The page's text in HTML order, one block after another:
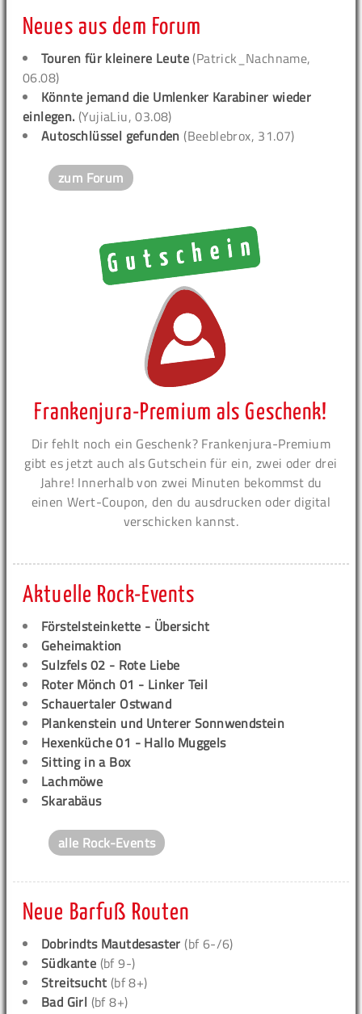
Neues aus dem Forum
Touren für kleinere Leute (Patrick_Nachname,
06.08)
Könnte jemand die Umlenker Karabiner wieder
einlegen. (YujiaLiu, 03.08)
Autoschlüssel gefunden (Beeblebrox, 31.07)
zum Forum
Frankenjura-Premium als Geschenk!
Dir fehlt noch ein Geschenk? Frankenjura-Premium
gibt es jetzt auch als Gutschein für ein, zwei oder drei
Jahre! Innerhalb von zwei Minuten bekommst du
einen Wert-Coupon, den du ausdrucken oder digital
verschicken kannst.
Aktuelle Rock-Events
Förstelsteinkette - Übersicht
Geheimaktion
Sulzfels 02 - Rote Liebe
Roter Mönch 01 - Linker Teil
Schauertaler Ostwand
Plankenstein und Unterer Sonnwendstein
Hexenküche 01 - Hallo Muggels
Sitting in a Box
Lachmöwe
Skarabäus
alle Rock-Events
Neue Barfuß Routen
Dobrindts Mautdesaster (bf 6-/6)
Südkante (bf 9-)
Streitsucht (bf 8+)
Bad Girl (bf 8+)